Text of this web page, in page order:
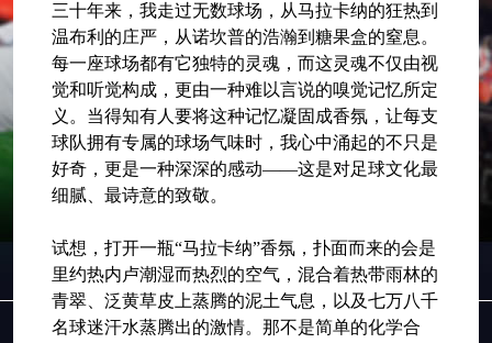
三十年来，我走过无数球场，从马拉卡纳的狂热到
温布利的庄严，从诺坎普的浩瀚到糖果盒的窒息。
每一座球场都有它独特的灵魂，而这灵魂不仅由视
觉和听觉构成，更由一种难以言说的嗅觉记忆所定
义。当得知有人要将这种记忆凝固成香氛，让每支
球队拥有专属的球场气味时，我心中涌起的不只是
好奇，更是一种深深的感动——这是对足球文化最
细腻、最诗意的致敬。
试想，打开一瓶“马拉卡纳”香氛，扑面而来的会是
里约热内卢潮湿而热烈的空气，混合着热带雨林的
青翠、泛黄草皮上蒸腾的泥土气息，以及七万八千
名球迷汗水蒸腾出的激情。那不是简单的化学合